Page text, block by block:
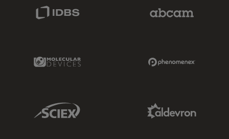
IDBS Link
Molecular Devices Link
Sciex Link